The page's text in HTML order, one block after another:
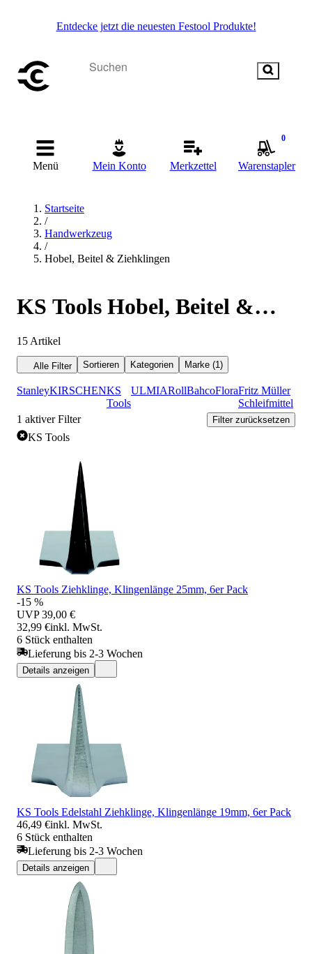
Entdecke jetzt die neuesten Festool Produkte!
Menü Mein Konto Merkzettel
0
Warenstapler
Startseite
/
Handwerkzeug
/
Hobel, Beitel & Ziehklingen
KS Tools Hobel, Beitel &
Ziehklingen
15 Artikel
Alle Filter Sortieren Kategorien Marke (1)
StanleyKIRSCHENKS
Tools
ULMIARollBahcoFloraFritz Müller
Schleifmittel
1 aktiver Filter Filter zurücksetzen
KS Tools
KS Tools Ziehklinge, Klingenlänge 25mm, 6er Pack
-15 %
UVP 39,00 €
32,99 €inkl. MwSt.
6 Stück enthalten
Lieferung bis 2-3 Wochen
Details anzeigen
KS Tools Edelstahl Ziehklinge, Klingenlänge 19mm, 6er Pack
46,49 €inkl. MwSt.
6 Stück enthalten
Lieferung bis 2-3 Wochen
Details anzeigen